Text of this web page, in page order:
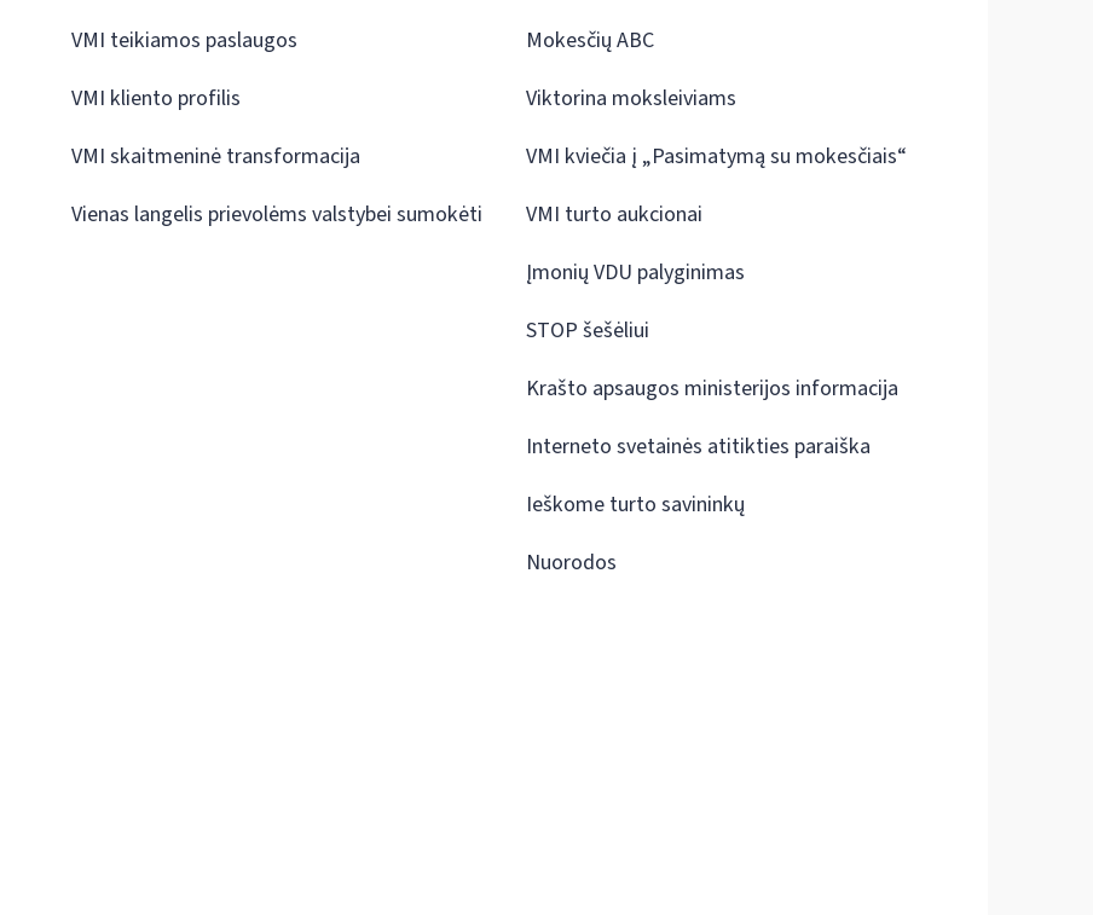
VMI teikiamos paslaugos
VMI kliento profilis
VMI skaitmeninė transformacija
Vienas langelis prievolėms valstybei sumokėti
Mokesčių ABC
Viktorina moksleiviams
VMI kviečia į „Pasimatymą su mokesčiais“
VMI turto aukcionai
Įmonių VDU palyginimas
STOP šešėliui
Krašto apsaugos ministerijos informacija
Interneto svetainės atitikties paraiška
Ieškome turto savininkų
Nuorodos